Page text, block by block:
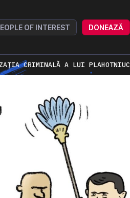
OF INTEREST DONEAZĂ
CRIMINALĂ A LUI PLAHOTNIUC